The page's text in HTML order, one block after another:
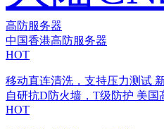
高防服务器
中国香港高防服务器
HOT
移动直连清洗，支持压力测试
自研抗D防火墙，T级防护 美国
HOT